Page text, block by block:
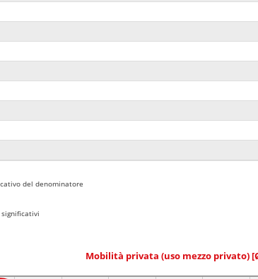
del denominatore
Mobilità privata (uso mezzo privato)